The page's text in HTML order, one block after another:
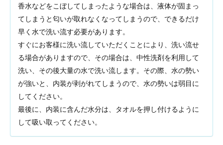
香水などをこぼしてしまったような場合は、液体が固まっ
てしまうと匂いが取れなくなってしまうので、できるだけ
早く水で洗い流す必要があります。
すぐにお客様に洗い流していただくことにより、洗い流せ
る場合がありますので、その場合は、中性洗剤を利用して
洗い、その後大量の水で洗い流します。その際、水の勢い
が強いと、内装が剥がれてしまうので、水の勢いは弱目に
してください。
最後に、内装に含んだ水分は、タオルを押し付けるように
して吸い取ってください。